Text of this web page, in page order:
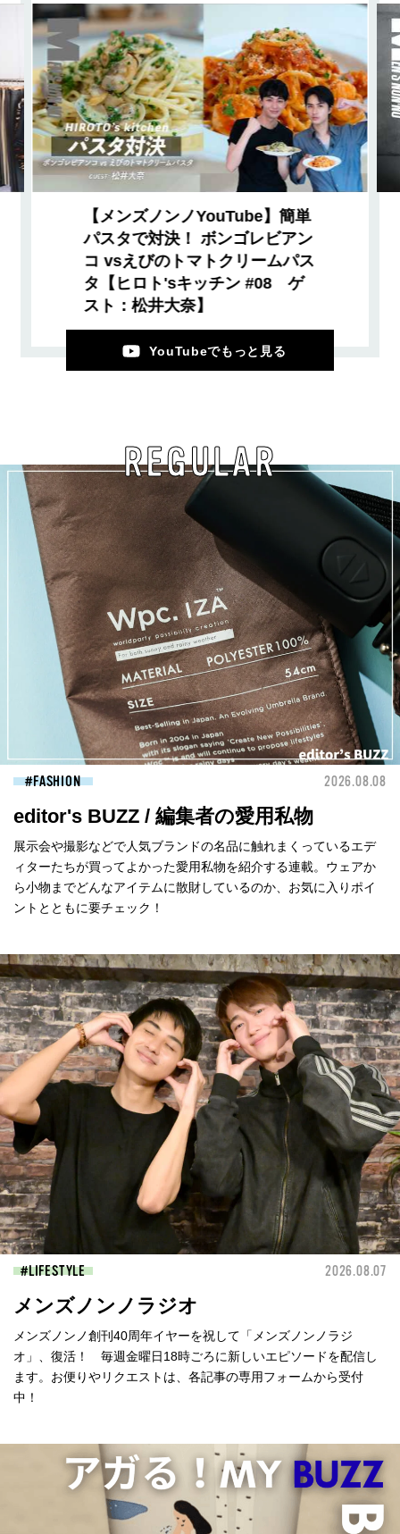
【メンズノンノYouTube】簡単
パスタで対決！ ボンゴレビアン
コ vsえびのトマトクリームパス
タ【ヒロト'sキッチン #08 ゲ
スト：松井大奈】
YouTubeでもっと見る
REGULAR
FASHION 2026.08.08
editor's BUZZ / 編集者の愛用私物
展示会や撮影などで人気ブランドの名品に触れまくっているエデ
ィターたちが買ってよかった愛用私物を紹介する連載。ウェアか
ら小物までどんなアイテムに散財しているのか、お気に入りポイ
ントとともに要チェック！
LIFESTYLE 2026.08.07
メンズノンノラジオ
メンズノンノ創刊40周年イヤーを祝して「メンズノンノラジ
オ」、復活！ 毎週金曜日18時ごろに新しいエピソードを配信し
ます。お便りやリクエストは、各記事の専用フォームから受付
中！